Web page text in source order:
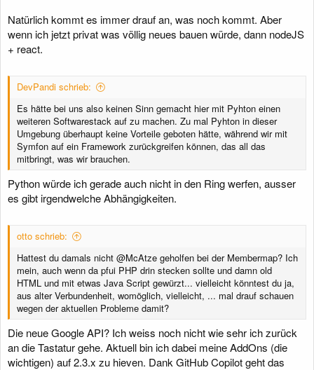
Natürlich kommt es immer drauf an, was noch kommt. Aber
wenn ich jetzt privat was völlig neues bauen würde, dann nodeJS
+ react.
DevPandi schrieb:
Es hätte bei uns also keinen Sinn gemacht hier mit Pyhton einen
weiteren Softwarestack auf zu machen. Zu mal Pyhton in dieser
Umgebung überhaupt keine Vorteile geboten hätte, während wir mit
Symfon auf ein Framework zurückgreifen können, das all das
mitbringt, was wir brauchen.
Python würde ich gerade auch nicht in den Ring werfen, ausser
es gibt irgendwelche Abhängigkeiten.
otto schrieb:
Hattest du damals nicht @McAtze geholfen bei der Membermap? Ich
mein, auch wenn da pfui PHP drin stecken sollte und damn old
HTML und mit etwas Java Script gewürzt... vielleicht könntest du ja,
aus alter Verbundenheit, womöglich, vielleicht, ... mal drauf schauen
wegen der aktuellen Probleme damit?
Die neue Google API? Ich weiss noch nicht wie sehr ich zurück
an die Tastatur gehe. Aktuell bin ich dabei meine AddOns (die
wichtigen) auf 2.3.x zu hieven. Dank GitHub Copilot geht das